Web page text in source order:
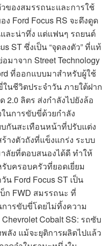
วของสมรรถนะและการใช้
Ford Focus RS จะดึงดูด
ละน่าทึ่ง แต่แฟนๆ รถยนต์
ST ซึ่งเป็น “จุดลงตัว” ที่แท้
มาจาก Street Technology
ที่ออกแบบมาสำหรับผู้ใช้
นชีวิตประจำวัน ภายใต้ฝาก
2.0 ลิตร ส่งกำลังไปยังล้อ
นการขับขี่ด้วยกำลัง
กันสะเทือนหน้าที่ปรับแต่ง
างตัวถังที่แข็งแกร่ง ระบบ
ลัยที่ตอบสนองได้ดี ทำให้
บครอบครัวที่ยอดเยี่ยม
Ford Focus ST เป็น
ก FWD สมรรถนะ ที่
ารขับขี่โดยไม่ทิ้งความ
Cobalt SS: รถซับ
ลัง แม้จะยุติการผลิตไปแล้ว